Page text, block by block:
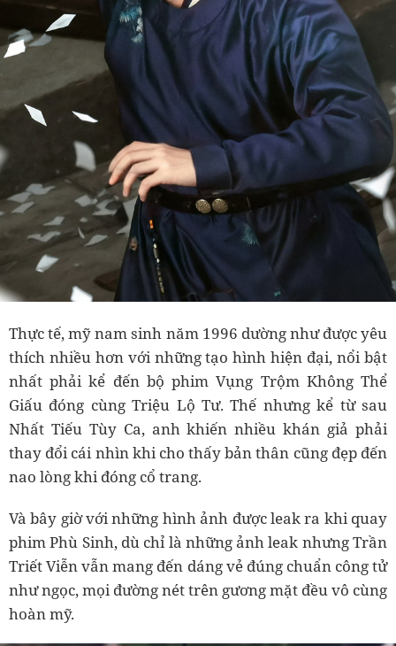
Thực tế, mỹ nam sinh năm 1996 dường như được yêu
thích nhiều hơn với những tạo hình hiện đại, nổi bật
nhất phải kể đến bộ phim Vụng Trộm Không Thể
Giấu đóng cùng Triệu Lộ Tư. Thế nhưng kể từ sau
Nhất Tiếu Tùy Ca, anh khiến nhiều khán giả phải
thay đổi cái nhìn khi cho thấy bản thân cũng đẹp đến
nao lòng khi đóng cổ trang.
Và bây giờ với những hình ảnh được leak ra khi quay
phim Phù Sinh, dù chỉ là những ảnh leak nhưng Trần
Triết Viễn vẫn mang đến dáng vẻ đúng chuẩn công tử
như ngọc, mọi đường nét trên gương mặt đều vô cùng
hoàn mỹ.